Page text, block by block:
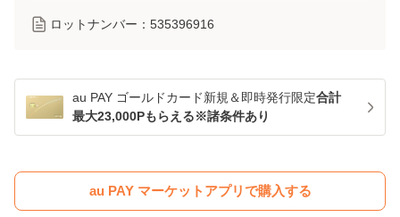
ロットナンバー： 535396916
au PAY ゴールドカード新規＆即時発行限定合計
最大23,000Pもらえる※諸条件あり
au PAY マーケットアプリで購入する